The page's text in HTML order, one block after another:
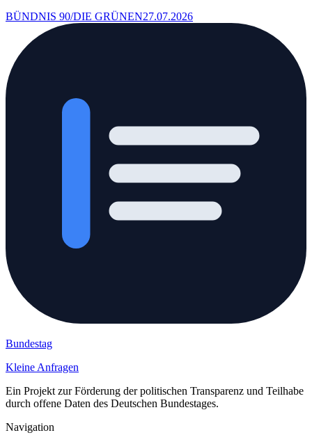
BÜNDNIS 90/DIE GRÜNEN27.07.2026
Bundestag
Kleine Anfragen
Ein Projekt zur Förderung der politischen Transparenz und Teilhabe
durch offene Daten des Deutschen Bundestages.
Navigation